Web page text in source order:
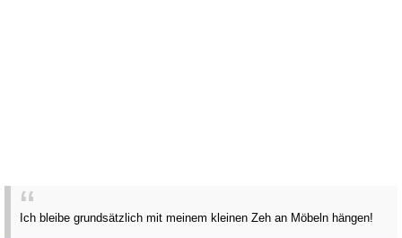
Ich bleibe grundsätzlich mit meinem kleinen Zeh an Möbeln hängen!